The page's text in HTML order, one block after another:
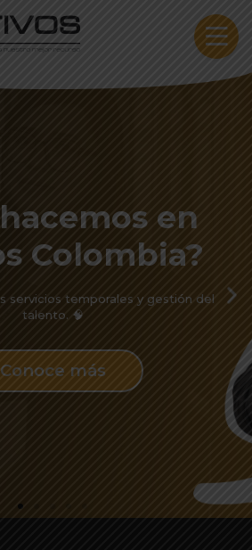
en
Colombia?
servicios temporales y gestión del
talento. 🧠
Conoce más